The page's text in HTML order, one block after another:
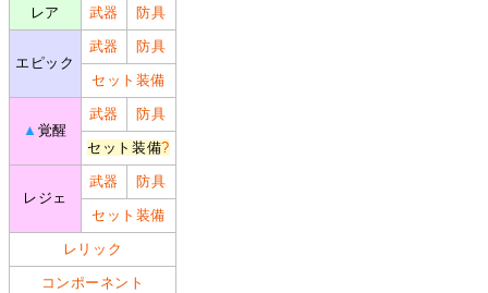
レア 武器 防具
エピック
武器 防具
セット装備
▲ 覚醒
武器 防具
セット装備?
レジェ
武器 防具
セット装備
レリック
コンポーネント